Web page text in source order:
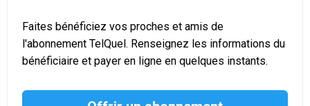
Faites bénéficiez vos proches et amis de
l'abonnement TelQuel. Renseignez les informations du
bénéficiaire et payer en ligne en quelques instants.